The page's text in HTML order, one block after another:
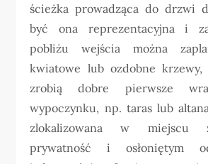
ścieżka prowadząca do drzwi
być ona reprezentacyjna i
pobliżu wejścia można
kwiatowe lub ozdobne
zrobią dobre pierwsze
wypoczynku, np. taras lub
zlokalizowana w miejscu
prywatność i osłoniętym